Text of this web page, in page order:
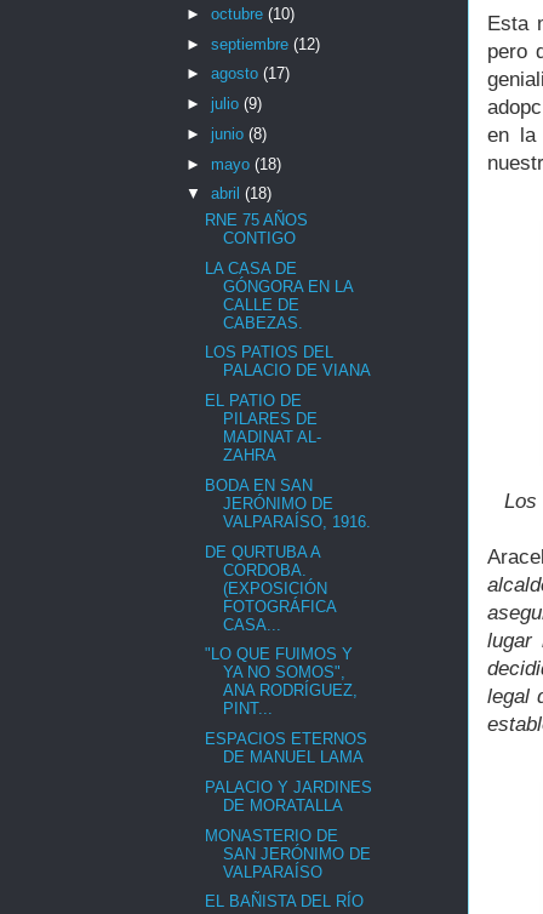
Esta
pero
en la
Los
lugar
legal
► octubre (10)
► septiembre (12)
► agosto (17)
► julio (9)
► junio (8)
► mayo (18)
▼ abril (18)
RNE 75 AÑOS
CONTIGO
LA CASA DE
GÓNGORA EN LA
CALLE DE
CABEZAS.
LOS PATIOS DEL
PALACIO DE VIANA
EL PATIO DE
PILARES DE
MADINAT AL-
ZAHRA
BODA EN SAN
JERÓNIMO DE
VALPARAÍSO, 1916.
DE QURTUBA A
CORDOBA.
(EXPOSICIÓN
FOTOGRÁFICA
CASA...
"LO QUE FUIMOS Y
YA NO SOMOS",
ANA RODRÍGUEZ,
PINT...
ESPACIOS ETERNOS
DE MANUEL LAMA
PALACIO Y JARDINES
DE MORATALLA
MONASTERIO DE
SAN JERÓNIMO DE
VALPARAÍSO
EL BAÑISTA DEL RÍO